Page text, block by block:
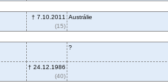
† 7.10.2011
(15)
Austrálie
?
† 24.12.1986
(40)